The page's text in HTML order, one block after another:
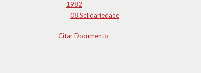
1982
08.Solidariedade
Citar Documento